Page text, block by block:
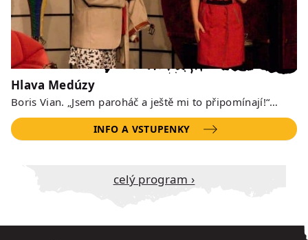
Hlava Medúzy
Boris Vian. „Jsem paroháč a ještě mi to připomínají!“…
INFO A VSTUPENKY
Celý program ›